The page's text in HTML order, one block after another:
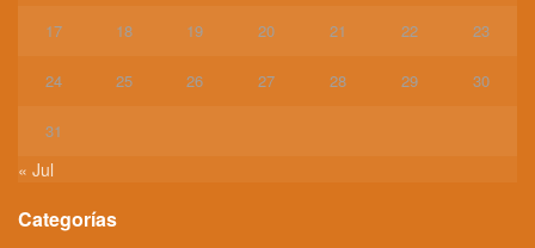
17 18 19 20 21 22 23
24 25 26 27 28 29 30
31
« Jul
Categorías